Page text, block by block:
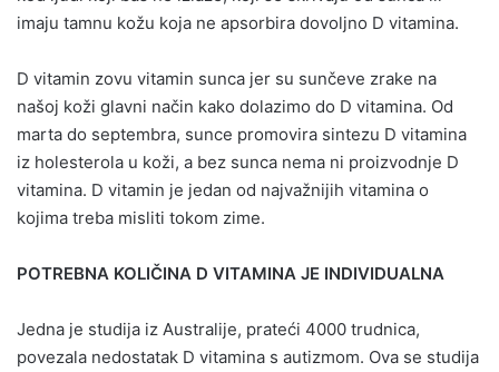
imaju tamnu kožu koja ne apsorbira dovoljno D vitamina.
D vitamin zovu vitamin sunca jer su sunčeve zrake na
našoj koži glavni način kako dolazimo do D vitamina. Od
marta do septembra, sunce promovira sintezu D vitamina
iz holesterola u koži, a bez sunca nema ni proizvodnje D
vitamina. D vitamin je jedan od najvažnijih vitamina o
kojima treba misliti tokom zime.
POTREBNA KOLIČINA D VITAMINA JE INDIVIDUALNA
Jedna je studija iz Australije, prateći 4000 trudnica,
povezala nedostatak D vitamina s autizmom. Ova se studija